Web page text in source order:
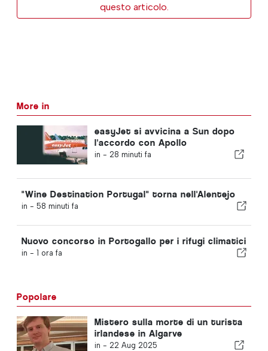
questo articolo.
More in
easyJet si avvicina a Sun dopo
l'accordo con Apollo
in - 28 minuti fa
"Wine Destination Portugal" torna nell'Alentejo
in - 58 minuti fa
Nuovo concorso in Portogallo per i rifugi climatici
in - 1 ora fa
Popolare
Mistero sulla morte di un turista
irlandese in Algarve
in - 22 Aug 2025